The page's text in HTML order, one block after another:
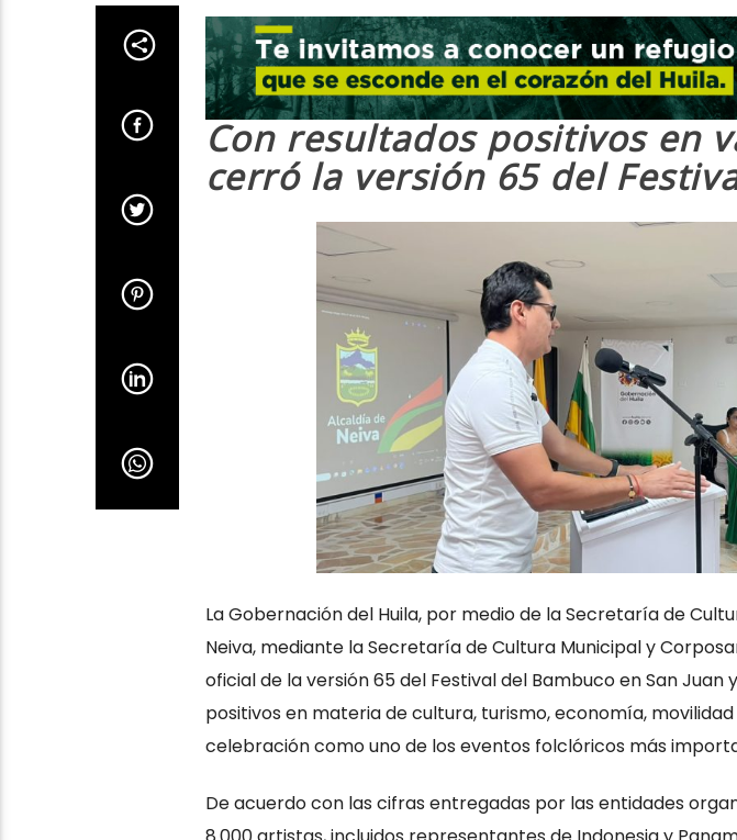
Con resultados positivos en
cerró la versión 65 del
La Gobernación del Huila, por medio de la Secretaría de
Neiva, mediante la Secretaría de Cultura Municipal y
oficial de la versión 65 del Festival del Bambuco en San Juan
positivos en materia de cultura, turismo, economía,
celebración como uno de los eventos folclóricos más
De acuerdo con las cifras entregadas por las entidades